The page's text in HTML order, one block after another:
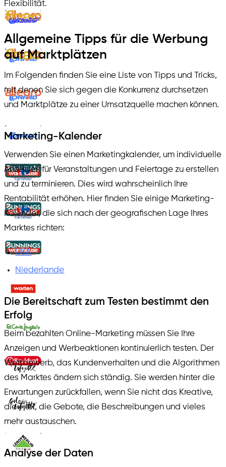
Flexibilität.
Allgemeine Tipps für die Werbung
auf Marktplätzen
Im Folgenden finden Sie eine Liste von Tipps und Tricks,
mit denen Sie sich gegen die Konkurrenz durchsetzen
und Marktplätze zu einer Umsatzquelle machen können.
Marketing-Kalender
Verwenden Sie einen Marketingkalender, um individuelle
Anzeigen für Veranstaltungen und Feiertage zu erstellen
und zu terminieren. Dies wird wahrscheinlich Ihre
Rentabilität erhöhen. Hier finden Sie einige Marketing-
Kalender, die sich nach der geografischen Lage Ihres
Marktes richten:
USA
Niederlande
Die Bereitschaft zum Testen bestimmt den
Erfolg
Beim bezahlten Online-Marketing müssen Sie Ihre
Anzeigen und Werbeaktionen kontinuierlich testen. Der
Wettbewerb, das Kundenverhalten und die Algorithmen
des Marktes ändern sich ständig. Sie werden hinter die
Erwartungen zurückfallen, wenn Sie nicht das Kreative,
die Titel, die Gebote, die Beschreibungen und vieles
mehr austauschen.
Analyse der Daten